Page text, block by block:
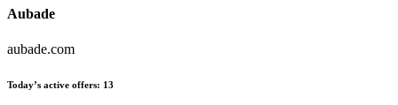
Aubade
aubade.com
Today’s active offers: 13